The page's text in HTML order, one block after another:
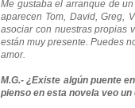
Me gustaba el arranque de
aparecen Tom, David, Greg,
asociar con nuestras propias
están muy presente. Puedes
amor.
M.G.- ¿Existe algún puente
pienso en esta novela veo